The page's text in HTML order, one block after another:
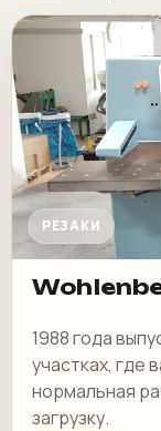
РЕЗАКИ
1988 года
участках, где
нормальная
загрузку.